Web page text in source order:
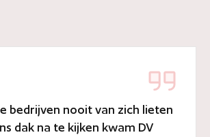
bedrijven nooit van zich lieten
dak na te kijken kwam DV